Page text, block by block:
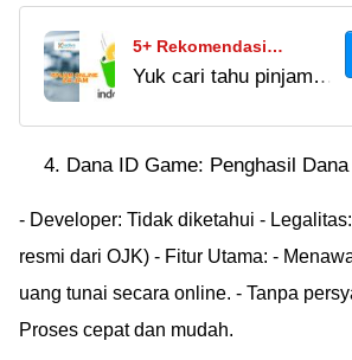
5+ Rekomendasi
Pinjaman Online 24 Jam,
Yuk cari tahu pinjaman
bagi kamu yang cari
jam. Cek infonya di
sini!
Dana ID Game: Penghasil Dana
- Developer: Tidak diketahui -
resmi dari OJK) - Fitur Utama: -
uang tunai secara online. - Tanpa
Proses cepat dan mudah.